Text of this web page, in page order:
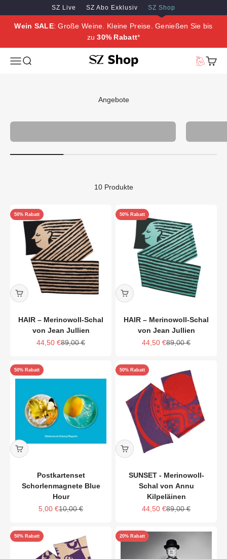
Zum Inhalt springen
Zum Hauptinhalt springen
SZ Live SZ Abo Exklusiv SZ Shop
Wein SALE: Große Weine. Kleine Preise. Genießen Sie bis
zu30% Rabatt*
MenüSuche SZ Erleben
Angebote
10 Produkte
50% Rabatt
HAIR – Merinowoll-Schal
von Jean Jullien
Angebot
44,50 €Regulärer Preis
89,00 €
50% Rabatt
HAIR – Merinowoll-Schal
von Jean Jullien
Angebot
44,50 €Regulärer Preis
89,00 €
50% Rabatt
Postkartenset
Schorlenmagnete Blue
Hour
Angebot
5,00 €Regulärer Preis
10,00 €
50% Rabatt
SUNSET - Merinowoll-
Schal von Annu
Kilpeläinen
Angebot
44,50 €Regulärer Preis
89,00 €
50% Rabatt 20% Rabatt